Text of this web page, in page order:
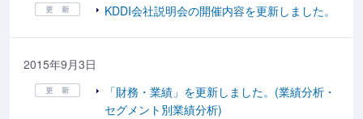
KDDI会社説明会の開催内容を更新しました。
2015年9月3日
「財務・業績」を更新しました。(業績分析・
セグメント別業績分析)